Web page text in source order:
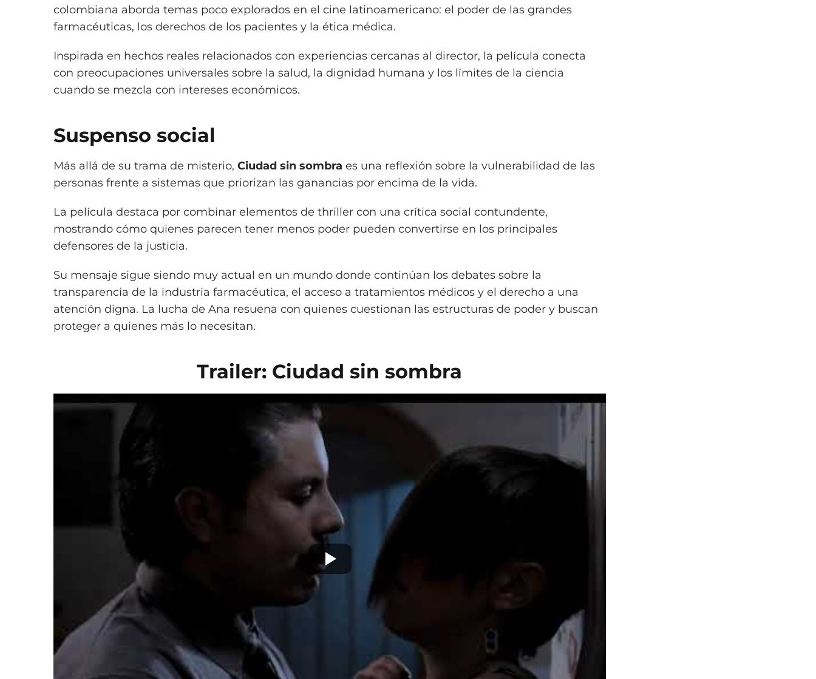
colombiana aborda temas poco explorados en el cine latinoamericano: el poder de las grandes
farmacéuticas, los derechos de los pacientes y la ética médica.
Inspirada en hechos reales relacionados con experiencias cercanas al director, la película conecta
con preocupaciones universales sobre la salud, la dignidad humana y los límites de la ciencia
cuando se mezcla con intereses económicos.
Suspenso social
Más allá de su trama de misterio, Ciudad sin sombra es una reflexión sobre la vulnerabilidad de las
personas frente a sistemas que priorizan las ganancias por encima de la vida.
La película destaca por combinar elementos de thriller con una crítica social contundente,
mostrando cómo quienes parecen tener menos poder pueden convertirse en los principales
defensores de la justicia.
Su mensaje sigue siendo muy actual en un mundo donde continúan los debates sobre la
transparencia de la industria farmacéutica, el acceso a tratamientos médicos y el derecho a una
atención digna. La lucha de Ana resuena con quienes cuestionan las estructuras de poder y buscan
proteger a quienes más lo necesitan.
Trailer: Ciudad sin sombra